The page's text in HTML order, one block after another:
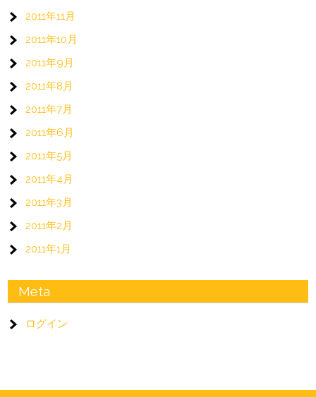
2011年11月
2011年10月
2011年9月
2011年8月
2011年7月
2011年6月
2011年5月
2011年4月
2011年3月
2011年2月
2011年1月
Meta
ログイン